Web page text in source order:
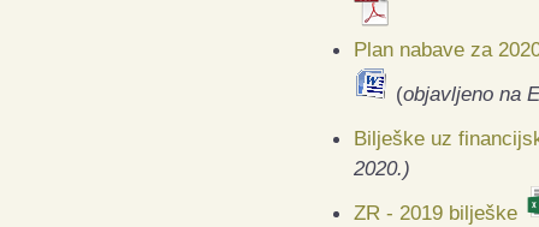
Plan nabave za
(objavljeno na
Bilješke uz
2020.)
ZR - 2019 bilješke